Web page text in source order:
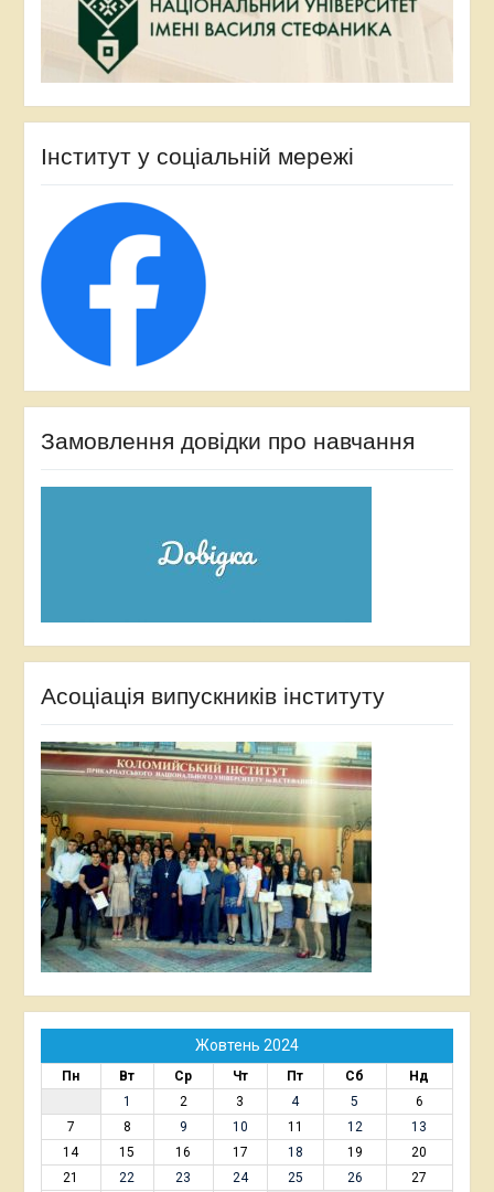
Інститут у соціальній мережі
Замовлення довідки про навчання
Асоціація випускників інституту
Жовтень 2024
Пн Вт Ср Чт Пт Сб
Нд
1
2 3 4 5
6
7
8 9 10 11 12
13
14
15 16 17 18 19
20
21
22 23 24 25 26 27